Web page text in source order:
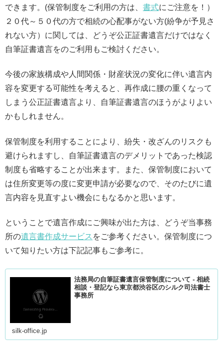
できます。(保管制度をご利用の方は、 書式にご注意を！）
２０代～５０代の方で相続の心配事がない方(紛争が予見さ
れない方）に関しては、どうぞ公正証書遺言だけではなく
自筆証書遺言をのご利用もご検討ください。
今後の家族構成や人間関係・財産状況の変化に伴い遺言内
容を変更する可能性を考えると、再作成に腰の重くなって
しまう公正証書遺言より、自筆証書遺言のほうがよりよい
かもしれません。
保管制度を利用することにより、紛失・改ざんのリスクも
避けられますし、自筆証書遺言のデメリットであった検認
制度も省略することが出来ます。また、保管制度において
は住所変更等の度に変更申請が必要なので、そのたびに遺
言内容を見直すよい機会にもなるかと思います。
ということで遺言作成にご興味が出た方は、どうぞ当事務
所の遺言書作成サービス をご参考ください。保管制度につ
いて知りたい方は下記記事もご参考に。
法務局の自筆証書遺言保管制度について - 相続
相談・登記なら東京都渋谷区のシルク司法書士
事務所
silk-office.jp